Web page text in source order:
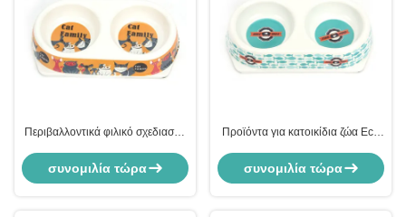
Περιβαλλοντικά φιλικό σχεδιασμό
Pet Bowl
συνομιλία τώρα
Προϊόντα για κατοικίδια ζώα Eco
Double Bowl
συνομιλία τώρα